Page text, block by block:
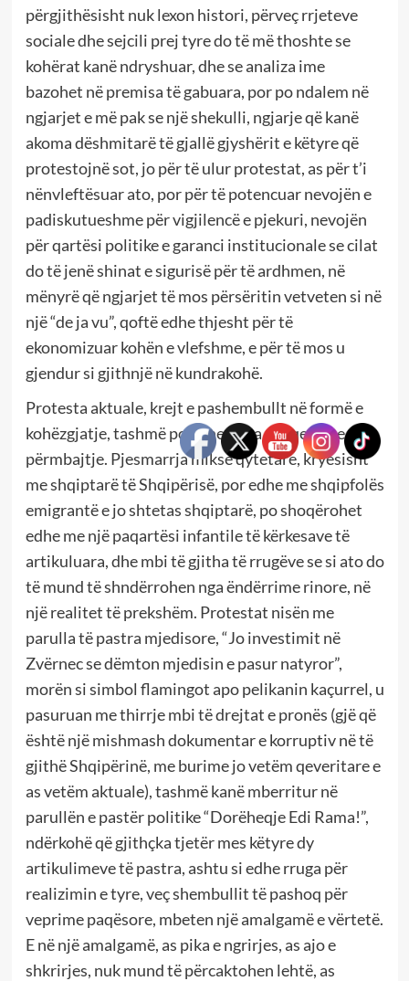
përgjithësisht nuk lexon histori, përveç rrjeteve
sociale dhe sejcili prej tyre do të më thoshte se
kohërat kanë ndryshuar, dhe se analiza ime
bazohet në premisa të gabuara, por po ndalem në
ngjarjet e më pak se një shekulli, ngjarje që kanë
akoma dëshmitarë të gjallë gjyshërit e këtyre që
protestojnë sot, jo për të ulur protestat, as për t’i
nënvleftësuar ato, por për të potencuar nevojën e
padiskutueshme për vigjilencë e pjekuri, nevojën
për qartësi politike e garanci institucionale se cilat
do të jenë shinat e sigurisë për të ardhmen, në
mënyrë që ngjarjet të mos përsëritin vetveten si në
një “de ja vu”, qoftë edhe thjesht për të
ekonomizuar kohën e vlefshme, e për të mos u
gjendur si gjithnjë në kundrakohë.
Protesta aktuale, krejt e pashembullt në formë e
kohëzgjatje, tashmë po bëhet e pa shoqe edhe në
përmbajtje. Pjesmarrja mikse qytetare, kryesisht
me shqiptarë të Shqipërisë, por edhe me shqipfolës
emigrantë e jo shtetas shqiptarë, po shoqërohet
edhe me një paqartësi infantile të kërkesave të
artikuluara, dhe mbi të gjitha të rrugëve se si ato do
të mund të shndërrohen nga ëndërrime rinore, në
një realitet të prekshëm. Protestat nisën me
parulla të pastra mjedisore, “Jo investimit në
Zvërnec se dëmton mjedisin e pasur natyror”,
morën si simbol flamingot apo pelikanin kaçurrel, u
pasuruan me thirrje mbi të drejtat e pronës (gjë që
është një mishmash dokumentar e korruptiv në të
gjithë Shqipërinë, me burime jo vetëm qeveritare e
as vetëm aktuale), tashmë kanë mberritur në
parullën e pastër politike “Dorëheqje Edi Rama!”,
ndërkohë që gjithçka tjetër mes këtyre dy
artikulimeve të pastra, ashtu si edhe rruga për
realizimin e tyre, veç shembullit të pashoq për
veprime paqësore, mbeten një amalgamë e vërtetë.
E në një amalgamë, as pika e ngrirjes, as ajo e
shkrirjes, nuk mund të përcaktohen lehtë, as